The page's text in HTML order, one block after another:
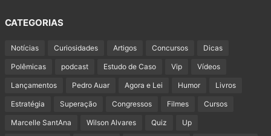
CATEGORIAS
Notícias Curiosidades Artigos Concursos Dicas
Polêmicas podcast Estudo de Caso Vip Vídeos
Lançamentos Pedro Auar Agora e Lei Humor Livros
Estratégia Superação Congressos Filmes Cursos
Marcelle SantAna Wilson Alvares Quiz Up